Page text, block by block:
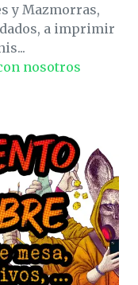
y Mazmorras,
a imprimir
nosotros